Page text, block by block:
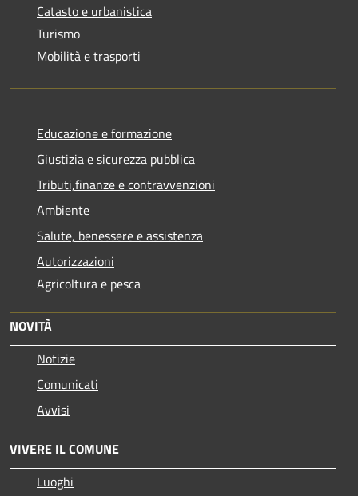
Catasto e urbanistica
Turismo
Mobilità e trasporti
Educazione e formazione
Giustizia e sicurezza pubblica
Tributi,finanze e contravvenzioni
Ambiente
Salute, benessere e assistenza
Autorizzazioni
Agricoltura e pesca
NOVITÀ
Notizie
Comunicati
Avvisi
VIVERE IL COMUNE
Luoghi